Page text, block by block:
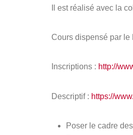
Il est réalisé avec la
Cours dispensé par
Inscriptions : http://
Descriptif : https://
Poser le cadre des